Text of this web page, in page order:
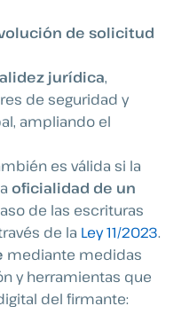
de solicitud
jurídica,
de seguridad y
ampliando el
es válida si la
oficialidad de un
de las escrituras
de la Ley 11/2023.
mediante medidas
y herramientas que
del firmante: